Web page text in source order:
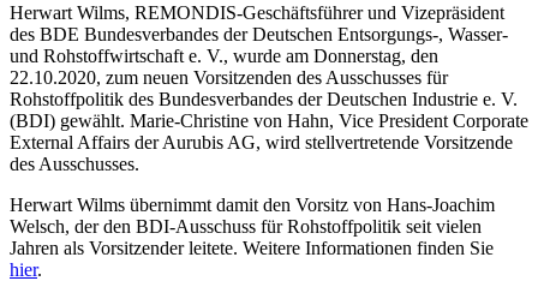
Herwart Wilms, REMONDIS-Geschäftsführer und Vizepräsident
des BDE Bundesverbandes der Deutschen Entsorgungs-, Wasser-
und Rohstoffwirtschaft e. V., wurde am Donnerstag, den
22.10.2020, zum neuen Vorsitzenden des Ausschusses für
Rohstoffpolitik des Bundesverbandes der Deutschen Industrie e. V.
(BDI) gewählt. Marie-Christine von Hahn, Vice President Corporate
External Affairs der Aurubis AG, wird stellvertretende Vorsitzende
des Ausschusses.
Herwart Wilms übernimmt damit den Vorsitz von Hans-Joachim
Welsch, der den BDI-Ausschuss für Rohstoffpolitik seit vielen
Jahren als Vorsitzender leitete. Weitere Informationen finden Sie
hier.